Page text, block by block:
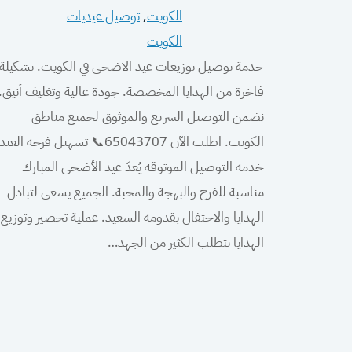
الكويت, توصيل عيديات
الكويت
خدمة توصيل توزيعات عيد الاضحى في الكويت. تشكيلة
فاخرة من الهدايا المخصصة. جودة عالية وتغليف
نضمن التوصيل السريع والموثوق لجميع مناطق
الكويت. اطلب الآن 65043707📞 تسهيل فرحة
خدمة التوصيل الموثوقة يُعدّ عيد الأضحى المبارك
مناسبة للفرح والبهجة والمحبة. الجميع يسعى لتبادل
الهدايا والاحتفال بقدومه السعيد. عملية تحضير وتوزيع
الهدايا تتطلب الكثير من الجهد…